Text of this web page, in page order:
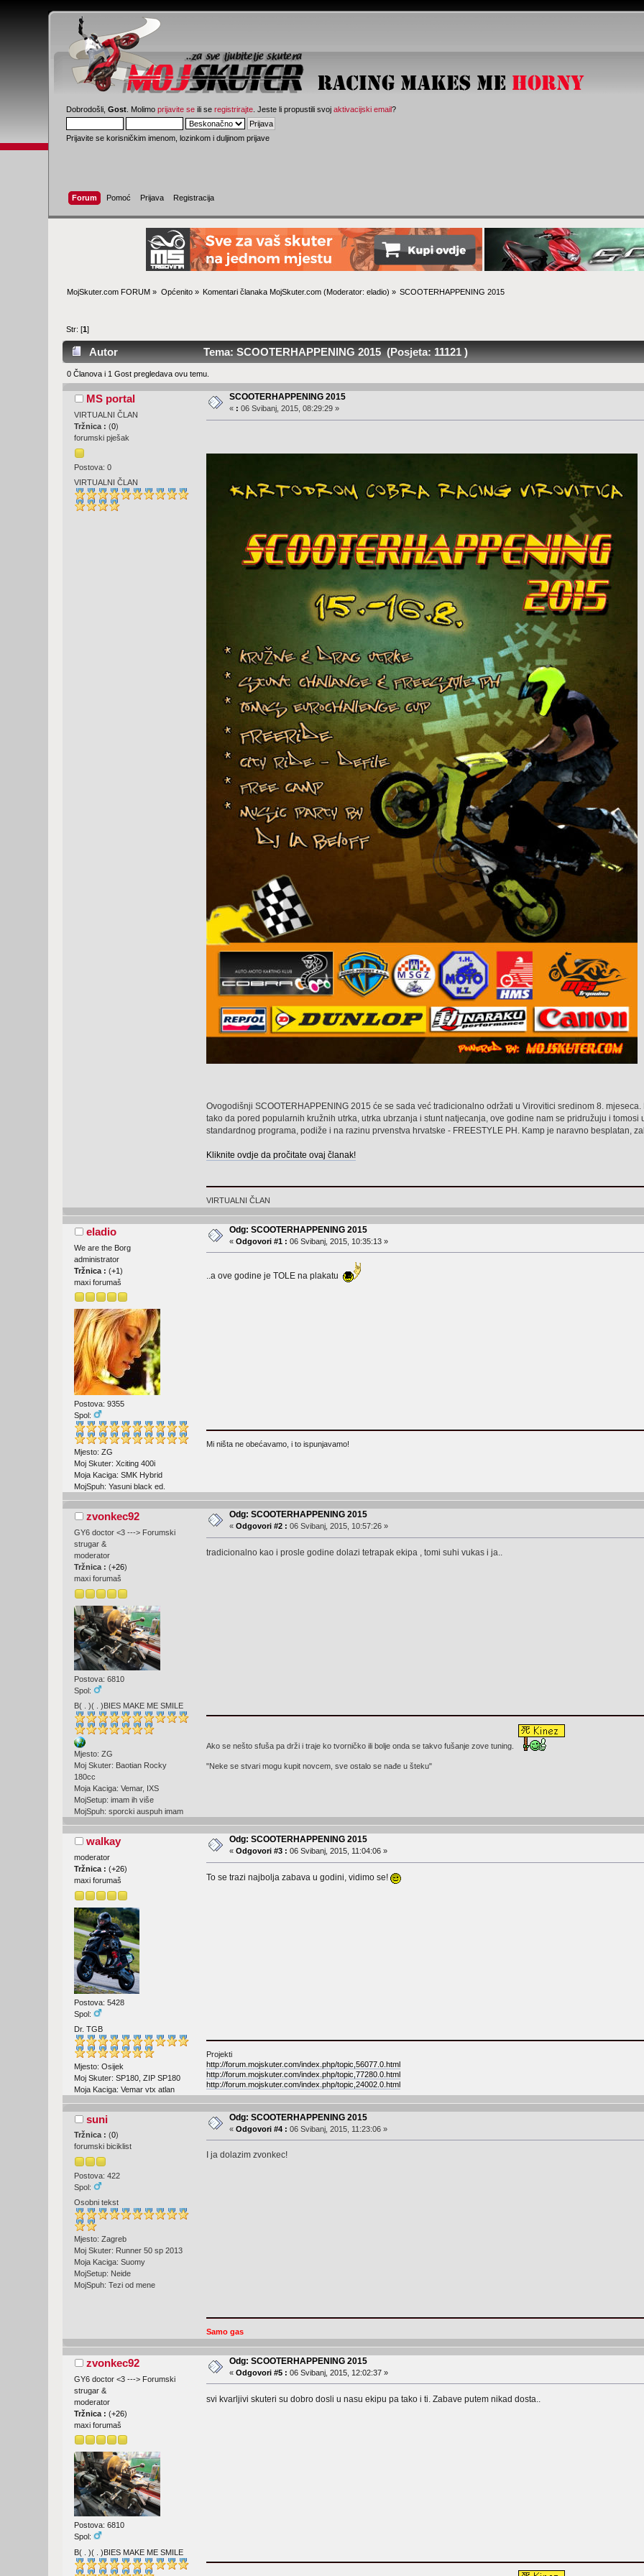
Dobrodošli,Gost . Molimoprijavite se ili seregistrirajte . Jeste li propustili svojaktivacijski email?
Prijavite se korisničkim imenom, lozinkom i duljinom prijave
Forum Pomoć Prijava Registracija
MojSkuter.com FORUM » Općenito» Komentari članaka MojSkuter.com (Moderator:eladio) » SCOOTERHAPPENING 2015
Str: [1]
Autor Tema: SCOOTERHAPPENING 2015 (Posjeta: 11121 )
0 Članova i 1 Gost pregledava ovu temu.
MS portal
VIRTUALNI ČLAN
Tržnica :(0)
forumski pješak
Postova: 0
VIRTUALNI ČLAN
SCOOTERHAPPENING 2015
« : 06 Svibanj, 2015, 08:29:29 »
Ovogodišnji SCOOTERHAPPENING 2015 će se sada već tradicionalno održati u Virovitici sredinom 8.
tako da pored popularnih kružnih utrka, utrka ubrzanja i stunt natjecanja, ove godine nam se pridružuju i
standardnog programa, podiže i na razinu prvenstva hrvatske - FREESTYLE PH. Kamp je naravno besplatan,
Kliknite ovdje da pročitate ovaj članak!
VIRTUALNI ČLAN
eladio
We are the Borg
administrator
Tržnica :(+1)
maxi forumaš
Postova: 9355
Spol:
Mjesto: ZG
Moj Skuter: Xciting 400i
Moja Kaciga: SMK Hybrid
MojSpuh: Yasuni black ed.
Odg: SCOOTERHAPPENING 2015
«Odgovori #1 : 06 Svibanj, 2015, 10:35:13 »
..a ove godine je TOLE na plakatu
Mi ništa ne obećavamo, i to ispunjavamo!
zvonkec92
GY6 doctor <3 ---> Forumski
strugar &
moderator
Tržnica :(+26)
maxi forumaš
Postova: 6810
Spol:
B( . )( . )BIES MAKE ME SMILE
Mjesto: ZG
Moj Skuter: Baotian Rocky
180cc
Moja Kaciga: Vemar, IXS
MojSetup: imam ih više
MojSpuh: sporcki auspuh imam
Odg: SCOOTERHAPPENING 2015
«Odgovori #2 : 06 Svibanj, 2015, 10:57:26 »
tradicionalno kao i prosle godine dolazi tetrapak ekipa , tomi suhi vukas i ja..
Ako se nešto sfuša pa drži i traje ko tvorničko ili bolje onda se takvo fušanje zove tuning.
"Neke se stvari mogu kupit novcem, sve ostalo se nađe u šteku"
walkay
moderator
Tržnica :(+26)
maxi forumaš
Postova: 5428
Spol:
Dr. TGB
Mjesto: Osijek
Moj Skuter: SP180, ZIP SP180
Moja Kaciga: Vemar vtx atlan
Odg: SCOOTERHAPPENING 2015
«Odgovori #3 : 06 Svibanj, 2015, 11:04:06 »
To se trazi najbolja zabava u godini, vidimo se!
Projekti
http://forum.mojskuter.com/index.php/topic,56077.0.html
http://forum.mojskuter.com/index.php/topic,77280.0.html
http://forum.mojskuter.com/index.php/topic,24002.0.html
suni
Tržnica :(0)
forumski biciklist
Postova: 422
Spol:
Osobni tekst
Mjesto: Zagreb
Moj Skuter: Runner 50 sp 2013
Moja Kaciga: Suomy
MojSetup: Neide
MojSpuh: Tezi od mene
Odg: SCOOTERHAPPENING 2015
«Odgovori #4 : 06 Svibanj, 2015, 11:23:06 »
I ja dolazim zvonkec!
Samo gas
zvonkec92
GY6 doctor <3 ---> Forumski
strugar &
moderator
Tržnica :(+26)
maxi forumaš
Postova: 6810
Spol:
B( . )( . )BIES MAKE ME SMILE
Odg: SCOOTERHAPPENING 2015
«Odgovori #5 : 06 Svibanj, 2015, 12:02:37 »
svi kvarljivi skuteri su dobro dosli u nasu ekipu pa tako i ti. Zabave putem nikad dosta..